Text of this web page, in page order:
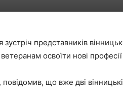
зустріч представників
освоїти нові
що вже дві